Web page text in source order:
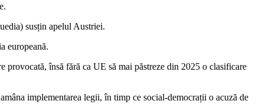
susțin apelul Austriei.
europeană.
însă fără ca UE să mai păstreze din 2025 o clasificare
implementarea legii, în timp ce social-democrații o acuză de